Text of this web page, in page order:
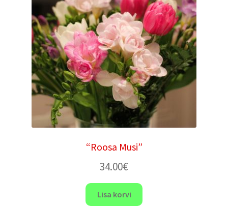
“Roosa Musi”
34.00€
Lisa korvi